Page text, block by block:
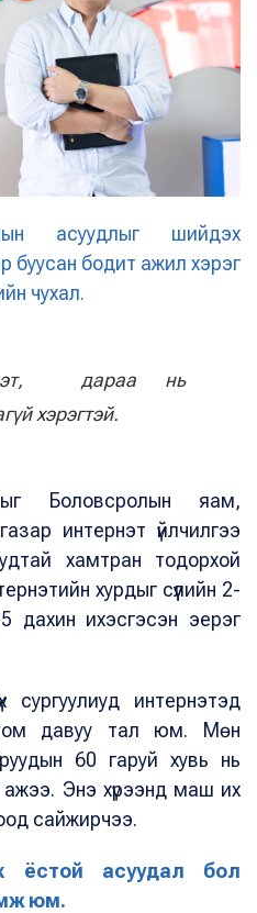
асуудлыг шийдэх
буусан бодит ажил хэрэг
чухал.
дараа нь
хэрэгтэй.
Боловсролын яам,
интернэт үйлчилгээ
хамтран тодорхой
хурдыг сүүлийн 2-
дахин ихэсгэсэн эерэг
сургуулиуд интернэтэд
давуу тал юм. Мөн
60 гаруй хувь нь
Энэ хүрээнд маш их
сайжирчээ.
ёстой асуудал бол
юм.